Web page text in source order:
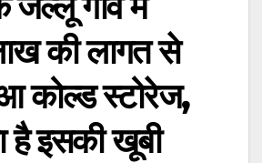
की लागत से
कोल्ड स्टोरेज,
है इसकी खूबी